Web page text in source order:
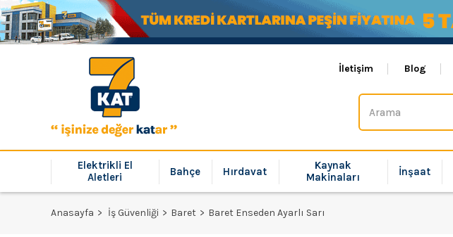
İletişim Blog
Elektrikli El
Aletleri
Bahçe Hırdavat
Kaynak
Makinaları
İnşaat
Anasayfa İş Güvenliği Baret Baret Enseden Ayarlı Sarı